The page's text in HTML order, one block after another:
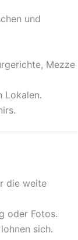
und
Mezze
Lokalen.
die weite
oder Fotos.
sich.